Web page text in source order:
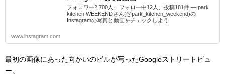
フォロワー2,700人、フォロー中12人、投稿181件 ― park
kitchen WEEKENDさん(@park_kitchen_weekend)の
Instagramの写真と動画をチェックしよう
www.instagram.com
最初の画像にあった向かいのビルが写ったGoogleストリートビュ
ー。